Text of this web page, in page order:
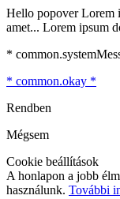
Hello popover Lorem
amet... Lorem ipsum
*
* common.okay *
Rendben
Mégsem
Cookie beállítások
A honlapon a jobb
használunk. További